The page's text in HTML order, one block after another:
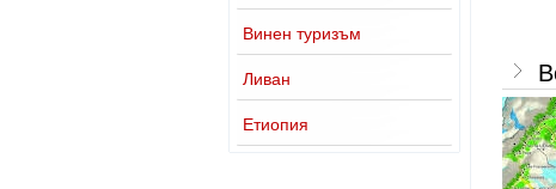
Винен туризъм
Ливан
Етиопия